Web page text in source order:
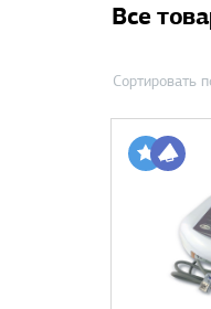
Все
Сортировать